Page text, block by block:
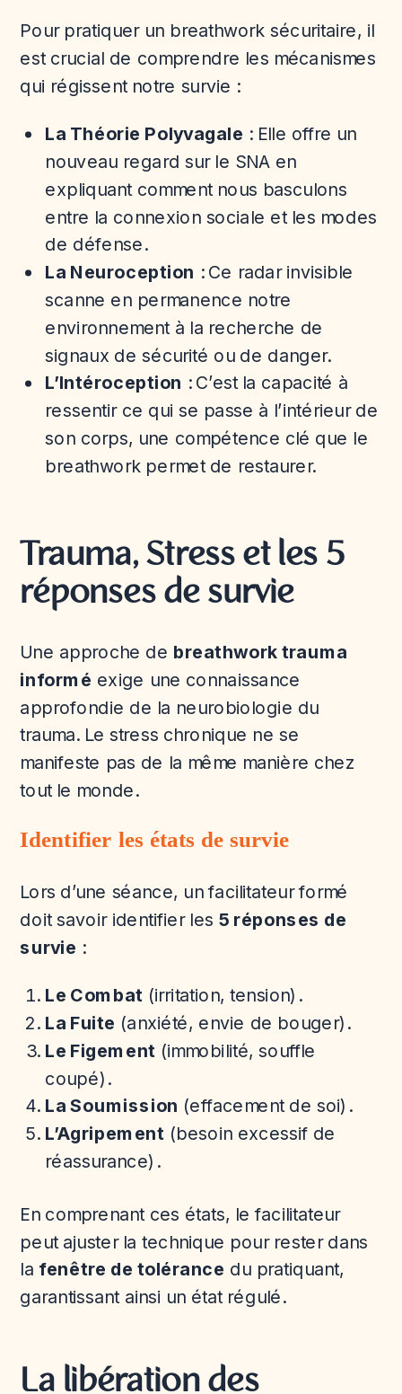
Pour pratiquer un breathwork sécuritaire, il
est crucial de comprendre les mécanismes
qui régissent notre survie :
La Théorie Polyvagale : Elle offre un
nouveau regard sur le SNA en
expliquant comment nous basculons
entre la connexion sociale et les modes
de défense.
La Neuroception : Ce radar invisible
scanne en permanence notre
environnement à la recherche de
signaux de sécurité ou de danger.
L’Intéroception : C’est la capacité à
ressentir ce qui se passe à l’intérieur de
son corps, une compétence clé que le
breathwork permet de restaurer.
Trauma, Stress et les 5
réponses de survie
Une approche de breathwork trauma
informé exige une connaissance
approfondie de la neurobiologie du
trauma. Le stress chronique ne se
manifeste pas de la même manière chez
tout le monde.
Identifier les états de survie
Lors d’une séance, un facilitateur formé
doit savoir identifier les 5 réponses de
survie :
Le Combat (irritation, tension).
La Fuite (anxiété, envie de bouger).
Le Figement (immobilité, souffle
coupé).
La Soumission (effacement de soi).
L’Agripement (besoin excessif de
réassurance).
En comprenant ces états, le facilitateur
peut ajuster la technique pour rester dans
la fenêtre de tolérance du pratiquant,
garantissant ainsi un état régulé.
La libération des